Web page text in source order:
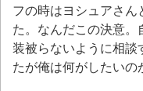
フの時はヨシュアさん
た。なんだこの決意。
装被らないように相談
たが俺は何がしたいの